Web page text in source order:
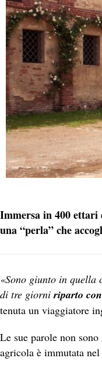
Immersa in 400 ettari
una “perla” che
«Sono giunto in quella
di tre giorniriparto
tenuta un viaggiatore
Le sue parole non
agricola è immutata